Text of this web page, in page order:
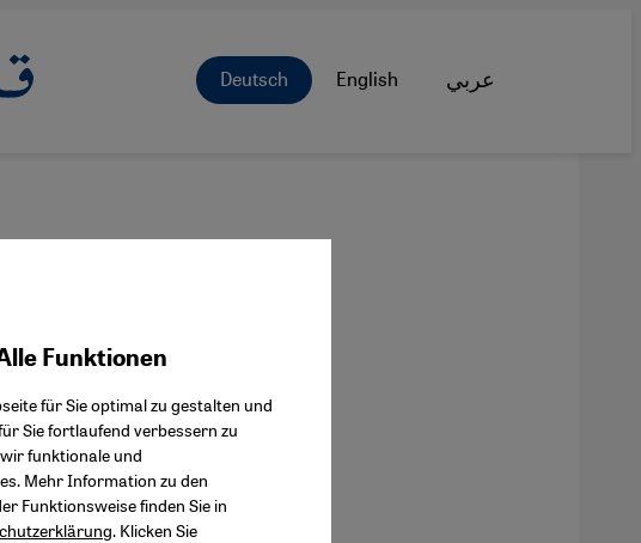
Deutsch English عربي
Funktionen
für Sie optimal zu gestalten und
Sie fortlaufend verbessern zu
funktionale und
Mehr Information zu den
Funktionsweise finden Sie in
. Klicken Sie
/ Facebook Connect
Embed